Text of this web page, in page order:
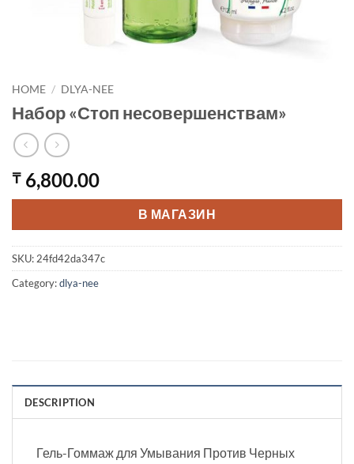
HOME / DLYA-NEE
Набор «Стоп несовершенствам»
₸ 6,800.00
В МАГАЗИН
SKU:24fd42da347c
Category:dlya-nee
DESCRIPTION
Гель-Гоммаж для Умывания Против Черных